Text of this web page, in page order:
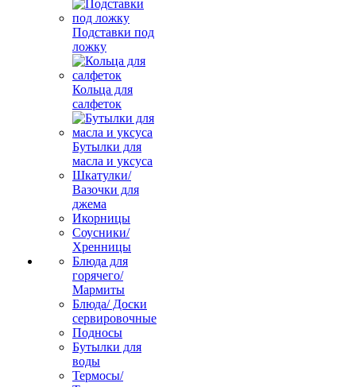
Подставки под
ложку
Кольца для
салфеток
Бутылки для
масла и уксуса
Шкатулки/
Вазочки для
джема
Икорницы
Соусники/
Хренницы
Блюда для
горячего/
Мармиты
Блюда/ Доски
сервировочные
Подносы
Бутылки для
воды
Термосы/